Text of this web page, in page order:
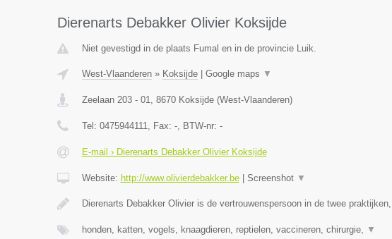
Dierenarts Debakker Olivier Koksijde
Niet gevestigd in de plaats Fumal en in de provincie Luik.
West-Vlaanderen» Koksijde| Google maps ▼
Zeelaan 203 - 01, 8670 Koksijde(West-Vlaanderen)
Tel: 0475944111, Fax: -, BTW-nr: -
E-mail › Dierenarts Debakker Olivier Koksijde
Website: http://www.olivierdebakker.be| Screenshot ▼
Dierenarts Debakker Olivier is de vertrouwenspersoon in de twee praktijken,
honden, katten, vogels, knaagdieren, reptielen, vaccineren, chirurgie, ▼